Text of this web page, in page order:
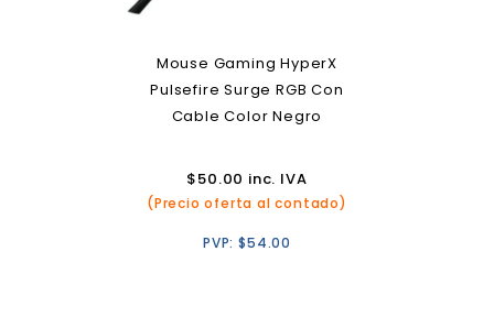
Mouse Gaming HyperX
Pulsefire Surge RGB Con
Cable Color Negro
$50.00 inc. IVA
(Precio oferta al contado)
PVP:$54.00